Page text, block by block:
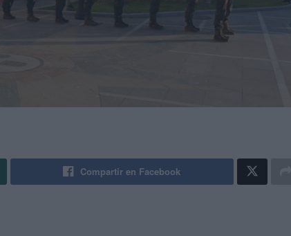
Compartir en Facebook